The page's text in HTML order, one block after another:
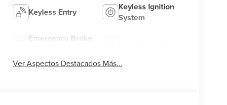
Keyless Entry
Keyless Ignition
System
Emergency Brake
Ver Aspectos Destacados Más...